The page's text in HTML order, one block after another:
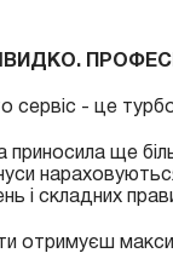
сервіс - це
ще
і складних
отримуєш